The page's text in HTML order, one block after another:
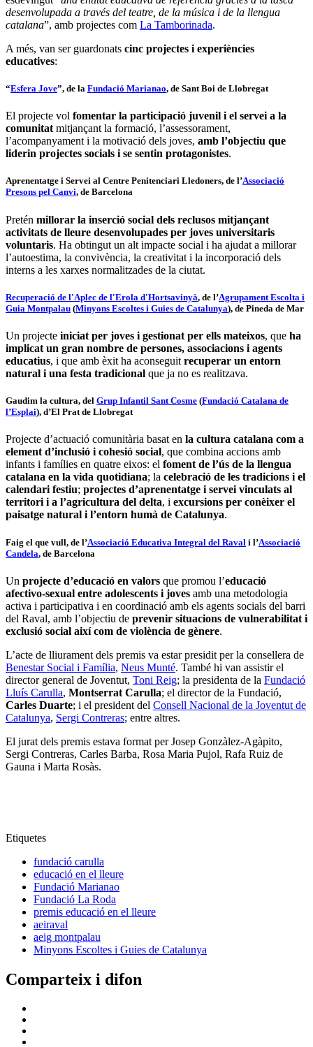
desenvolupada a través del teatre, de la música i de la llengua
catalana”, amb projectes com La Tamborinada.
A més, van ser guardonats cinc projectes i experiències
educatives:
“Esfera Jove”, de la Fundació Marianao, de Sant Boi de Llobregat
El projecte vol fomentar la participació juvenil i el servei a la
comunitat mitjançant la formació, l’assessorament,
l’acompanyament i la motivació dels joves, amb l’objectiu que
liderin projectes socials i se sentin protagonistes.
Aprenentatge i Servei al Centre Penitenciari Lledoners, de l’Associació
Presons pel Canvi, de Barcelona
Pretén millorar la inserció social dels reclusos mitjançant
activitats de lleure desenvolupades per joves universitaris
voluntaris. Ha obtingut un alt impacte social i ha ajudat a millorar
l’autoestima, la convivència, la creativitat i la incorporació dels
interns a les xarxes normalitzades de la ciutat.
Recuperació de l'Aplec de l'Erola d'Hortsavinyà, de l’Agrupament Escolta i
Guia Montpalau (Minyons Escoltes i Guies de Catalunya), de Pineda de Mar
Un projecte iniciat per joves i gestionat per ells mateixos, que ha
implicat un gran nombre de persones, associacions i agents
educatius, i que amb èxit ha aconseguit recuperar un entorn
natural i una festa tradicional que ja no es realitzava.
Gaudim la cultura, del Grup Infantil Sant Cosme (Fundació Catalana de
l’Esplai), d’El Prat de Llobregat
Projecte d’actuació comunitària basat en la cultura catalana com a
element d’inclusió i cohesió social, que combina accions amb
infants i famílies en quatre eixos: el foment de l’ús de la llengua
catalana en la vida quotidiana; la celebració de les tradicions i el
calendari festiu; projectes d’aprenentatge i servei vinculats al
territori i a l’agricultura del delta, i excursions per conèixer el
paisatge natural i l’entorn humà de Catalunya.
Faig el que vull, de l’Associació Educativa Integral del Raval i l’Associació
Candela, de Barcelona
Un projecte d’educació en valors que promou l’educació
afectivo-sexual entre adolescents i joves amb una metodologia
activa i participativa i en coordinació amb els agents socials del barri
del Raval, amb l’objectiu de prevenir situacions de vulnerabilitat i
exclusió social així com de violència de gènere.
L’acte de lliurament dels premis va estar presidit per la consellera de
Benestar Social i Família, Neus Munté. També hi van assistir el
director general de Joventut, Toni Reig; la presidenta de la Fundació
Lluís Carulla, Montserrat Carulla; el director de la Fundació,
Carles Duarte; i el president del Consell Nacional de la Joventut de
Catalunya, Sergi Contreras; entre altres.
El jurat dels premis estava format per Josep Gonzàlez-Agàpito,
Sergi Contreras, Carles Barba, Rosa Maria Pujol, Rafa Ruiz de
Gauna i Marta Rosàs.
Etiquetes
fundació carulla
educació en el lleure
Fundació Marianao
Fundació La Roda
premis educació en el lleure
aeiraval
aeig montpalau
Minyons Escoltes i Guies de Catalunya
Comparteix i difon